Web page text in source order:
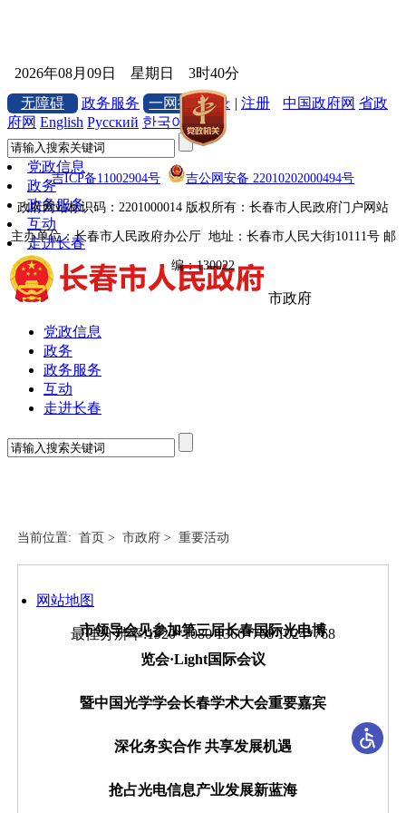
2026年08月09日 星期日 3时40分
无障碍
政务服务 一网搜 登录 | 注册 中国政府网 省政
府网 English Русский 한국어
党政信息
政务
政务服务
互动
走进长春
市政府
党政信息
政务
政务服务
互动
走进长春
当前位置: 首页 > 市政府> 重要活动
市领导会见参加第三届长春国际光电博
览会·Light国际会议
暨中国光学学会长春学术大会重要嘉宾
深化务实合作 共享发展机遇
抢占光电信息产业发展新蓝海
吉ICP备11002904号 吉公网安备 22010202000494号
政府网站标识码：2201000014 版权所有：长春市人民政府门户网站
主办单位：长春市人民政府办公厅 地址：长春市人民大街10111号 邮
编：130022
网站地图
最佳分辨率:1920*1080 1366*768 1024*768